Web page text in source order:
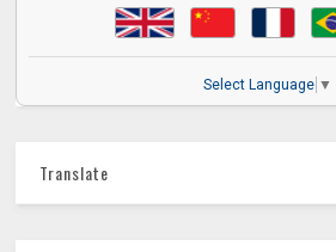
Select Language ▼
Translate